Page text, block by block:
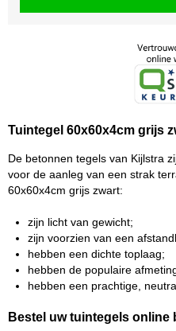
Tuintegel 60x60x4cm grijs
De betonnen tegels van Kijlstra
voor de aanleg van een strak
60x60x4cm grijs zwart:
zijn licht van gewicht;
zijn voorzien van een
hebben een dichte toplaag;
hebben de populaire
hebben een prachtige,
Bestel uw tuintegels online